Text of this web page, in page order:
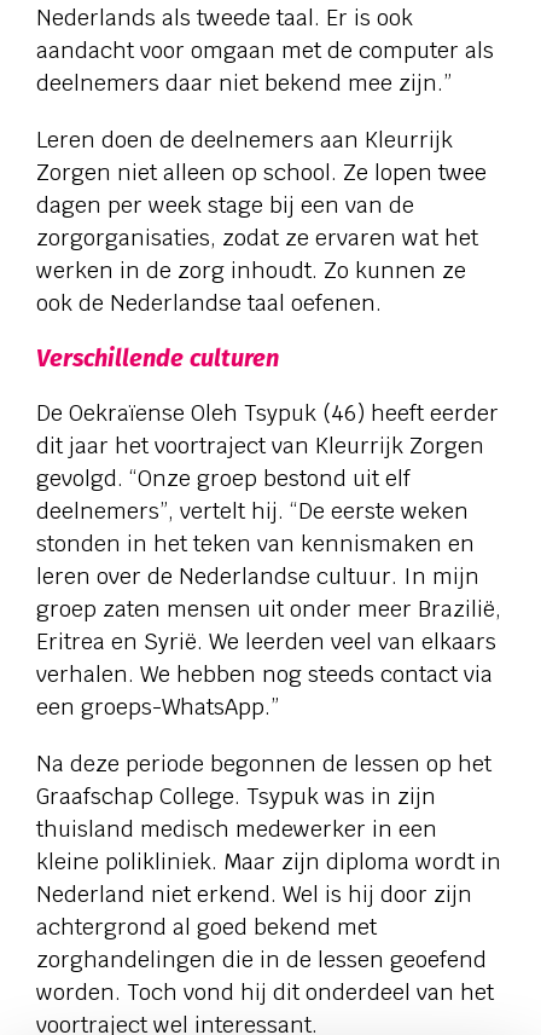
Nederlands als tweede taal. Er is ook
aandacht voor omgaan met de computer als
deelnemers daar niet bekend mee zijn.”
Leren doen de deelnemers aan Kleurrijk
Zorgen niet alleen op school. Ze lopen twee
dagen per week stage bij een van de
zorgorganisaties, zodat ze ervaren wat het
werken in de zorg inhoudt. Zo kunnen ze
ook de Nederlandse taal oefenen.
Verschillende culturen
De Oekraïense Oleh Tsypuk (46) heeft eerder
dit jaar het voortraject van Kleurrijk Zorgen
gevolgd. “Onze groep bestond uit elf
deelnemers”, vertelt hij. “De eerste weken
stonden in het teken van kennismaken en
leren over de Nederlandse cultuur. In mijn
groep zaten mensen uit onder meer Brazilië,
Eritrea en Syrië. We leerden veel van elkaars
verhalen. We hebben nog steeds contact via
een groeps-WhatsApp.”
Na deze periode begonnen de lessen op het
Graafschap College. Tsypuk was in zijn
thuisland medisch medewerker in een
kleine polikliniek. Maar zijn diploma wordt in
Nederland niet erkend. Wel is hij door zijn
achtergrond al goed bekend met
zorghandelingen die in de lessen geoefend
worden. Toch vond hij dit onderdeel van het
voortraject wel interessant.